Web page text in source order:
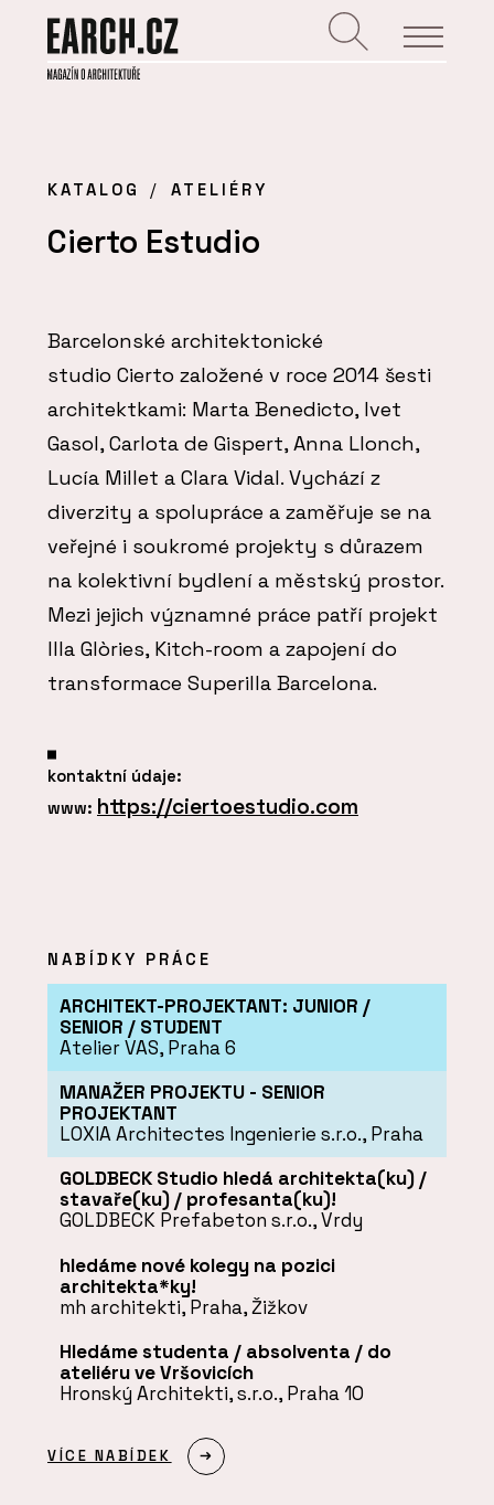
KATALOG ATELIÉRY
Cierto Estudio
Barcelonské architektonické
studio Cierto založené v roce 2014 šesti
architektkami: Marta Benedicto, Ivet
Gasol, Carlota de Gispert, Anna Llonch,
Lucía Millet a Clara Vidal. Vychází z
diverzity a spolupráce a zaměřuje se na
veřejné i soukromé projekty s důrazem
na kolektivní bydlení a městský prostor.
Mezi jejich významné práce patří projekt
Illa Glòries, Kitch-room a zapojení do
transformace Superilla Barcelona.
kontaktní údaje:
www: https://ciertoestudio.com
NABÍDKY PRÁCE
ARCHITEKT-PROJEKTANT: JUNIOR /
SENIOR / STUDENT
Atelier VAS, Praha 6
MANAŽER PROJEKTU - SENIOR
PROJEKTANT
LOXIA Architectes Ingenierie s.r.o., Praha
GOLDBECK Studio hledá architekta(ku) /
stavaře(ku) / profesanta(ku)!
GOLDBECK Prefabeton s.r.o., Vrdy
hledáme nové kolegy na pozici
architekta*ky!
mh architekti, Praha, Žižkov
Hledáme studenta / absolventa / do
ateliéru ve Vršovicích
Hronský Architekti, s.r.o., Praha 10
VÍCE NABÍDEK